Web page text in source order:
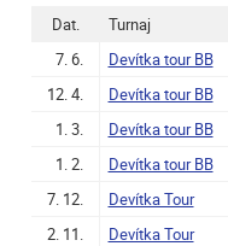
Dat. Turnaj
7. 6.
Devítka tour BB
12. 4.
Devítka tour BB
1. 3.
Devítka tour BB
1. 2.
Devítka tour BB
7. 12.
Devítka Tour
2. 11.
Devítka Tour